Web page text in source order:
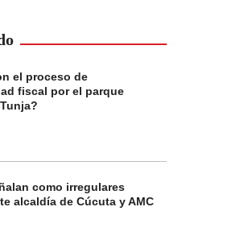
el proceso de
fiscal por el parque
como irregulares
alcaldía de Cúcuta y AMC